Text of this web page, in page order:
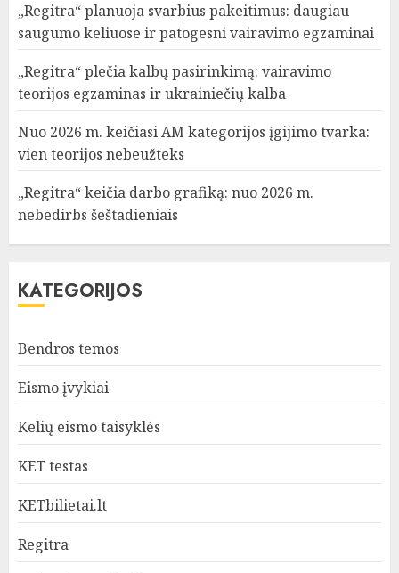
„Regitra“ planuoja svarbius pakeitimus: daugiau
saugumo keliuose ir patogesni vairavimo egzaminai
„Regitra“ plečia kalbų pasirinkimą: vairavimo
teorijos egzaminas ir ukrainiečių kalba
Nuo 2026 m. keičiasi AM kategorijos įgijimo tvarka:
vien teorijos nebeužteks
„Regitra“ keičia darbo grafiką: nuo 2026 m.
nebedirbs šeštadieniais
KATEGORIJOS
Bendros temos
Eismo įvykiai
Kelių eismo taisyklės
KET testas
KETbilietai.lt
Regitra